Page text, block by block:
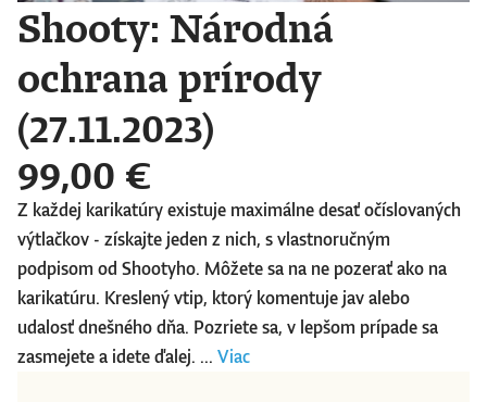
Shooty: Národná
ochrana prírody
(27.11.2023)
99,00 €
Z každej karikatúry existuje maximálne desať očíslovaných
výtlačkov - získajte jeden z nich, s vlastnoručným
podpisom od Shootyho. Môžete sa na ne pozerať ako na
karikatúru. Kreslený vtip, ktorý komentuje jav alebo
udalosť dnešného dňa. Pozriete sa, v lepšom prípade sa
zasmejete a idete ďalej. ... Viac